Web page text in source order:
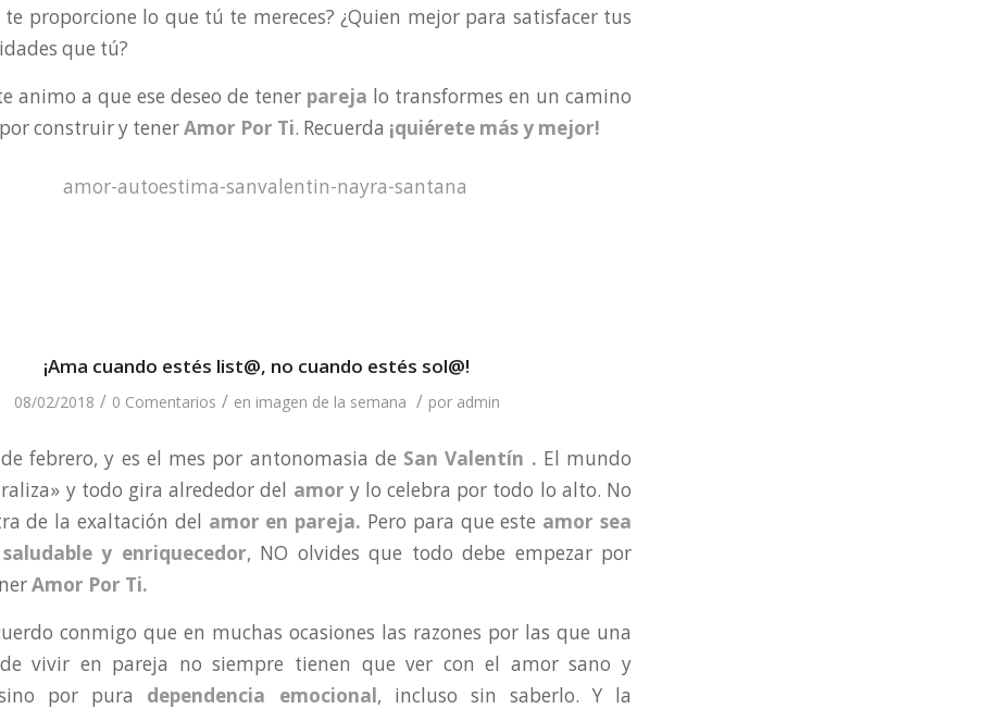
proporcione lo que tú te mereces? ¿Quien mejor para satisfacer tus
que tú?
animo a que ese deseo de tener pareja lo transformes en un camino
construir y tenerAmor Por Ti. Recuerda ¡quiérete más y mejor!
¡Ama cuando estés list@, no cuando estés sol@!
08/02/2018 / 0 Comentarios / en imagen de la semana / por admin
febrero, y es el mes por antonomasia de San Valentín . El mundo
y todo gira alrededor del amor y lo celebra por todo lo alto. No
de la exaltación del amor en pareja. Pero para que este amor sea
y enriquecedor, NO olvides que todo debe empezar por
Amor Por Ti.
conmigo que en muchas ocasiones las razones por las que una
vivir en pareja no siempre tienen que ver con el amor sano y
por pura dependencia emocional, incluso sin saberlo. Y la